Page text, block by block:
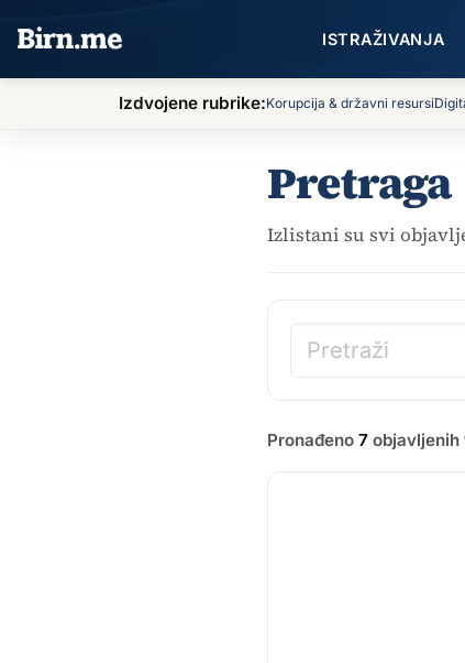
ISTRAŽIVANJA
Izdvojene rubrike:Korupcija & državni resursi
Pretraga
Izlistani su svi
Pronađeno 7 objavljenih